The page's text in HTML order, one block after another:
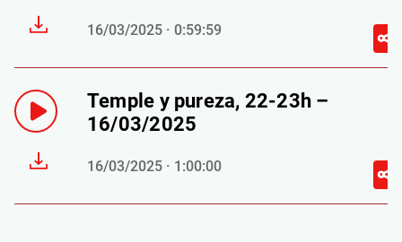
16/03/2025 · 0:59:59
Temple y pureza, 22-23h –
16/03/2025
16/03/2025 · 1:00:00